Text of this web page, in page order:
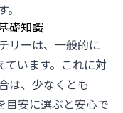
礎知識
リーは、一般的に
います。これに対
は、少なくとも
目安に選ぶと安心で